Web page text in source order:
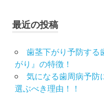
最近の投稿
歯茎下がり予防する
がり』の特徴！
気になる歯周病予防
選ぶべき理由！！